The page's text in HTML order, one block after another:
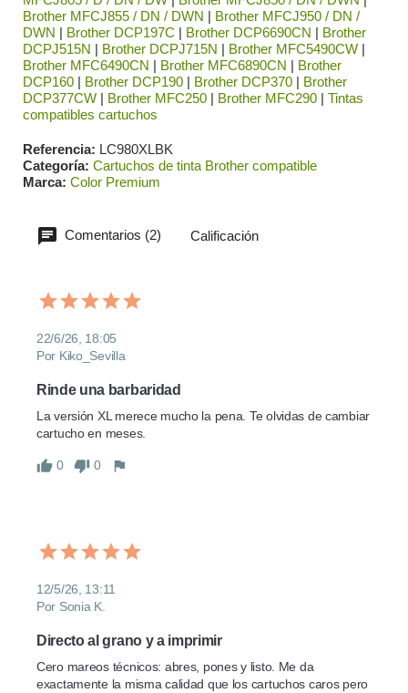
Brother MFCJ855 / DN / DWN | Brother MFCJ950 / DN /
DWN | Brother DCP197C | Brother DCP6690CN | Brother
DCPJ515N | Brother DCPJ715N | Brother MFC5490CW |
Brother MFC6490CN | Brother MFC6890CN | Brother
DCP160 | Brother DCP190 | Brother DCP370 | Brother
DCP377CW | Brother MFC250 | Brother MFC290 | Tintas
compatibles cartuchos
Referencia LC980XLBK
Categoría Cartuchos de tinta Brother compatible
Marca Color Premium
Comentarios (2) Calificación
22/6/26, 18:05
Por Kiko_Sevilla
Rinde una barbaridad
La versión XL merece mucho la pena. Te olvidas de cambiar
cartucho en meses.
0 0
12/5/26, 13:11
Por Sonia K.
Directo al grano y a imprimir
Cero mareos técnicos: abres, pones y listo. Me da
exactamente la misma calidad que los cartuchos caros pero